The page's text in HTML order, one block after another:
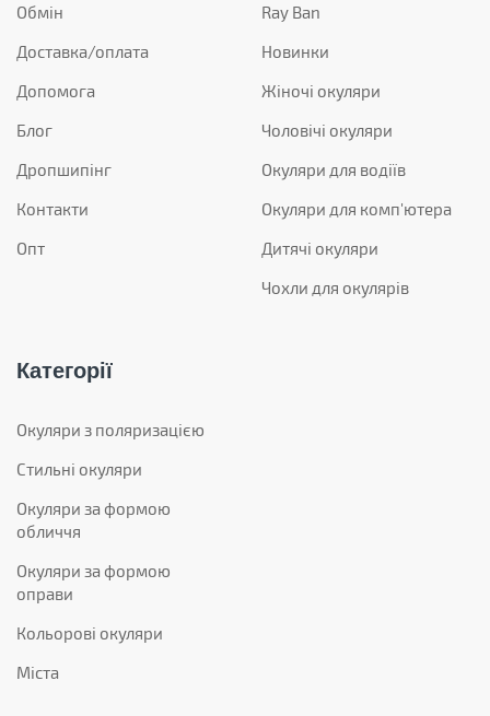
Обмін
Доставка/оплата
Допомога
Блог
Дропшипінг
Контакти
Опт
Ray Ban
Новинки
Жіночі окуляри
Чоловічі окуляри
Окуляри для водіїв
Окуляри для комп'ютера
Дитячі окуляри
Чохли для окулярів
Категорії
Окуляри з поляризацією
Стильні окуляри
Окуляри за формою
обличчя
Окуляри за формою
оправи
Кольорові окуляри
Міста